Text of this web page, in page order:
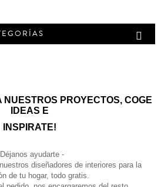
NUESTROS PROYECTOS, COGE
IDEAS E
INSPIRATE!
ayudarte -
diseñadores de interiores para la
de tu hogar, todo gratis.